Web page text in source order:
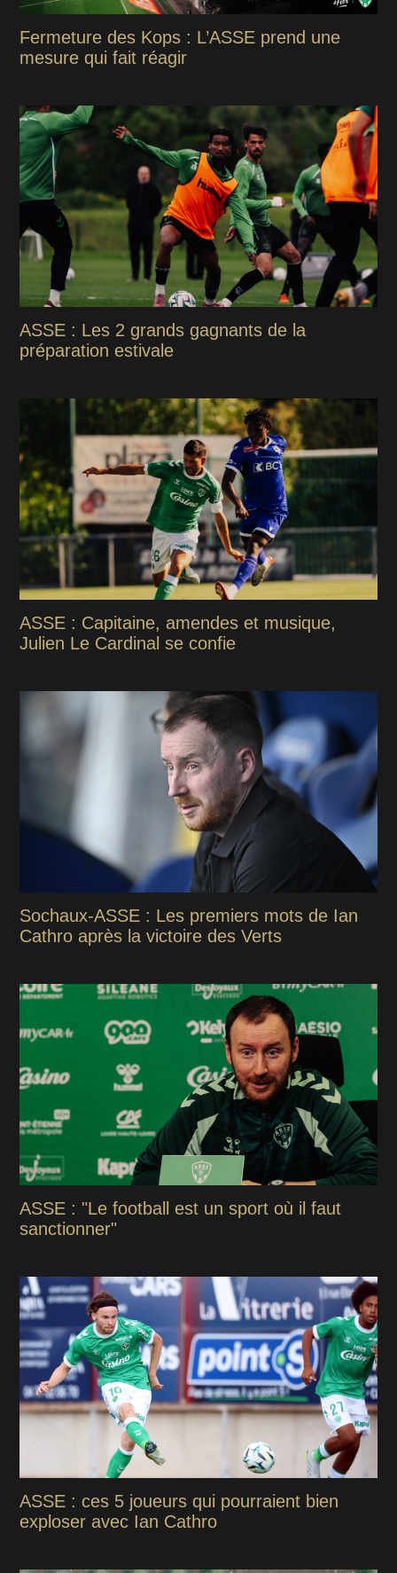
Fermeture des Kops : L’ASSE prend une
mesure qui fait réagir
ASSE : Les 2 grands gagnants de la
préparation estivale
ASSE : Capitaine, amendes et musique,
Julien Le Cardinal se confie
Sochaux-ASSE : Les premiers mots de Ian
Cathro après la victoire des Verts
ASSE : "Le football est un sport où il faut
sanctionner"
ASSE : ces 5 joueurs qui pourraient bien
exploser avec Ian Cathro